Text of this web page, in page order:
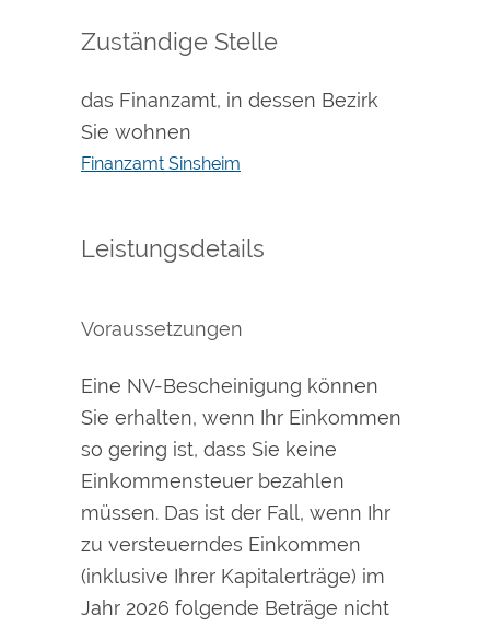
Zuständige Stelle
das Finanzamt, in dessen Bezirk
Sie wohnen
Finanzamt Sinsheim
Leistungsdetails
Voraussetzungen
Eine NV-Bescheinigung können
Sie erhalten, wenn Ihr Einkommen
so gering ist, dass Sie keine
Einkommensteuer bezahlen
müssen. Das ist der Fall, wenn Ihr
zu versteuerndes Einkommen
(inklusive Ihrer Kapitalerträge) im
Jahr 2026 folgende Beträge nicht